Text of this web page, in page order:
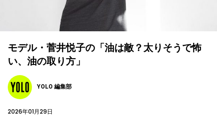
モデル・菅井悦子の「油は敵？太りそうで怖
い、油の取り方」
YOLO 編集部
2026年01月29日